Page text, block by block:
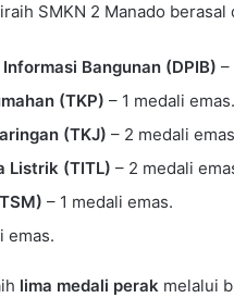
SMKN 2 Manado
Bangunan (DPIB) –
(TKP) – 1 medali emas.
(TKJ) – 2 medali
Listrik (TITL) – 2 medali
– 1 medali emas.
emas.
lima medali perak melalui